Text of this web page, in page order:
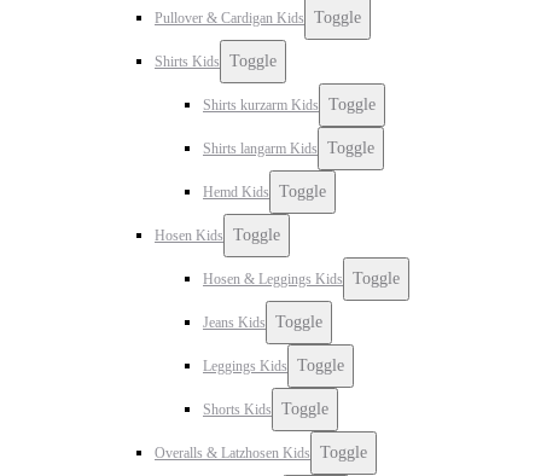
Pullover & Cardigan Kids Toggle
Shirts Kids Toggle
Shirts kurzarm Kids Toggle
Shirts langarm Kids Toggle
Hemd Kids Toggle
Hosen Kids Toggle
Hosen & Leggings Kids Toggle
Jeans Kids Toggle
Leggings Kids Toggle
Shorts Kids Toggle
Overalls & Latzhosen Kids Toggle